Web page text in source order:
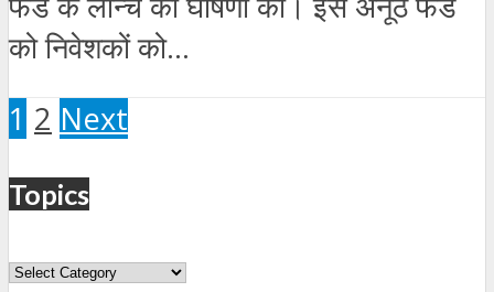
को निवेशकों को...
1 2 Next
Topics
Topics